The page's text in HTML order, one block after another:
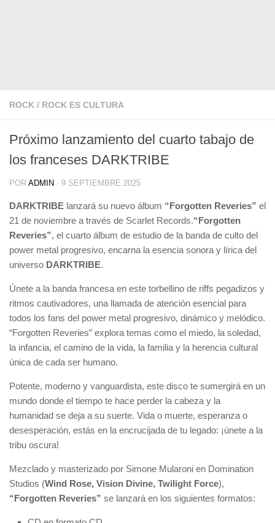
ROCK / ROCK ES CULTURA
Próximo lanzamiento del cuarto tabajo de
los franceses DARKTRIBE
POR ADMIN · 9 SEPTIEMBRE 2025
DARKTRIBE lanzará su nuevo álbum “Forgotten Reveries” el
21 de noviembre a través de Scarlet Records.“Forgotten
Reveries”, el cuarto álbum de estudio de la banda de culto del
power metal progresivo, encarna la esencia sonora y lírica del
universo DARKTRIBE.
Únete a la banda francesa en este torbellino de riffs pegadizos y
ritmos cautivadores, una llamada de atención esencial para
todos los fans del power metal progresivo, dinámico y melódico.
“Forgotten Reveries” explora temas como el miedo, la soledad,
la infancia, el camino de la vida, la familia y la herencia cultural
única de cada ser humano.
Potente, moderno y vanguardista, este disco te sumergirá en un
mundo donde el tiempo te hace perder la cabeza y la
humanidad se deja a su suerte. Vida o muerte, esperanza o
desesperación, estás en la encrucijada de tu legado: ¡únete a la
tribu oscura!
Mezclado y masterizado por Simone Mularoni en Domination
Studios (Wind Rose, Vision Divine, Twilight Force),
“Forgotten Reveries” se lanzará en los siguientes formatos: